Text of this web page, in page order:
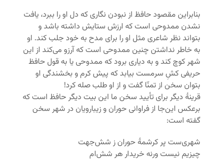
بنابراین مقصود حافظ از نبودن نگاری که دل او را ببرد، یافت
نشدن ممدوحی است که ارزش ستایش داشته باشد و
بتواند نظر شاعری مثل او را برای مدح به خود جلب کند. او
به خاطر نداشتن چنین ممدوحی است که آرزو می‌کند از این
شهر کوچ کند و به دیاری برود که ممدوحی یا به قول حافظ
حریفی کشِ سرمست بیابد که پیش کرم و بخشندگی او
بتوان سخن از تمنّا گفت و از او طلب صله کرد!
قرینۀ دیگر برای تأیید سخن ما این بیت دیگر حافظ است که
برعکس این‌جا از فراوانی حوران و زیبارویان در شهر سخن
گفته است:
شهری‌ست پر کرشمۀ حوران ز شش‌جهت
چیزیم نیست ورنه خریدار هر شش‌ام